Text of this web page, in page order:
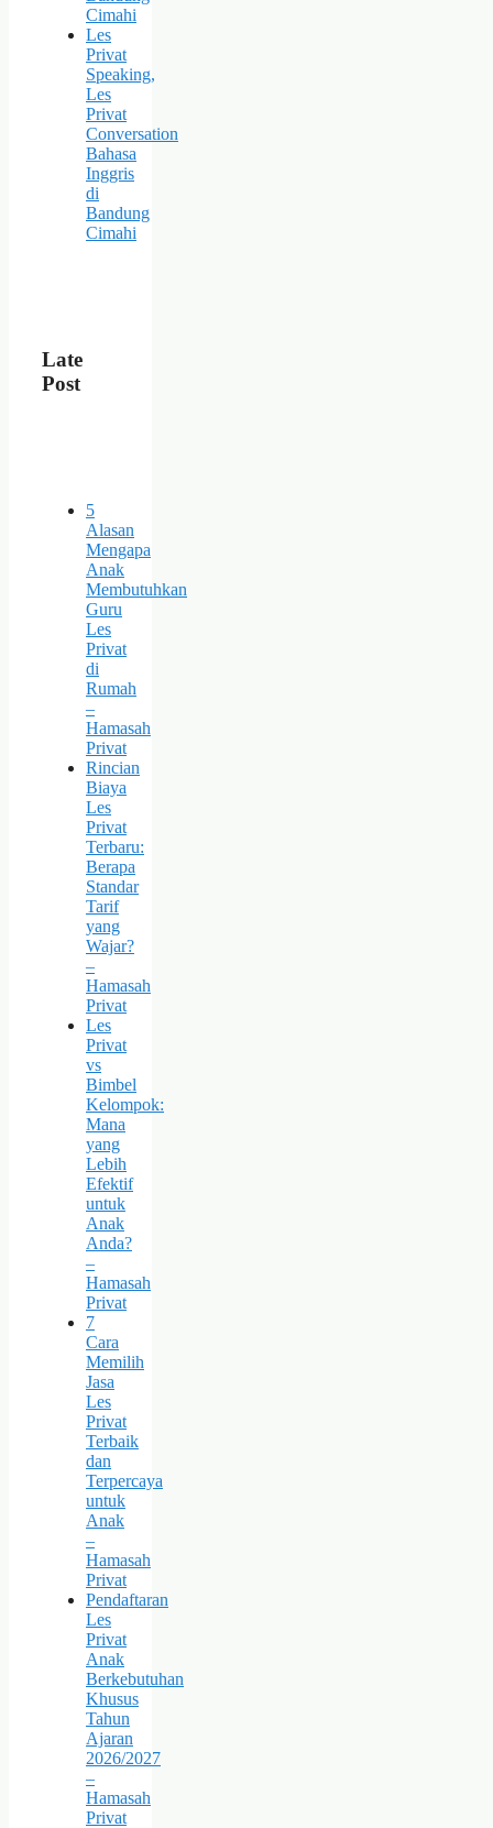
Cimahi
Les
Privat
Speaking,
Les
Privat
Conversation
Bahasa
Inggris
di
Bandung
Cimahi
Late
Post
5
Alasan
Mengapa
Anak
Membutuhkan
Guru
Les
Privat
di
Rumah
–
Hamasah
Privat
Rincian
Biaya
Les
Privat
Terbaru:
Berapa
Standar
Tarif
yang
Wajar?
–
Hamasah
Privat
Les
Privat
vs
Bimbel
Kelompok:
Mana
yang
Lebih
Efektif
untuk
Anak
Anda?
–
Hamasah
Privat
7
Cara
Memilih
Jasa
Les
Privat
Terbaik
dan
Terpercaya
untuk
Anak
–
Hamasah
Privat
Pendaftaran
Les
Privat
Anak
Berkebutuhan
Khusus
Tahun
Ajaran
2026/2027
–
Hamasah
Privat